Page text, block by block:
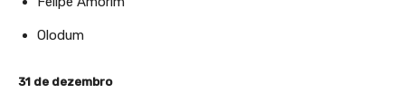
Olodum
31 de dezembro